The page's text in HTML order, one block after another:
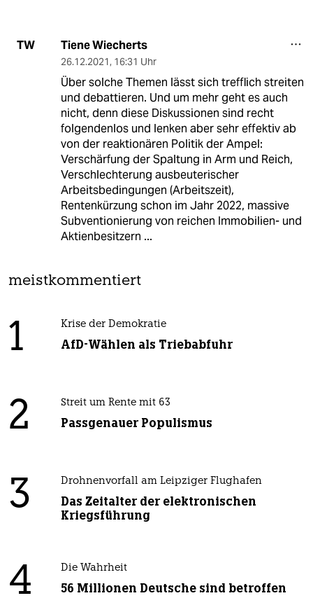
TW Tiene Wiecherts
26.12.2021, 16:31 Uhr
Über solche Themen lässt sich trefflich streiten
und debattieren. Und um mehr geht es auch
nicht, denn diese Diskussionen sind recht
folgendenlos und lenken aber sehr effektiv ab
von der reaktionären Politik der Ampel:
Verschärfung der Spaltung in Arm und Reich,
Verschlechterung ausbeuterischer
Arbeitsbedingungen (Arbeitszeit),
Rentenkürzung schon im Jahr 2022, massive
Subventionierung von reichen Immobilien- und
Aktienbesitzern ...
meistkommentiert
1 Krise der Demokratie
AfD-Wählen als Triebabfuhr
2 Streit um Rente mit 63
Passgenauer Populismus
3 Drohnenvorfall am Leipziger Flughafen
Das Zeitalter der elektronischen
Kriegsführung
4 Die Wahrheit
56 Millionen Deutsche sind betroffen